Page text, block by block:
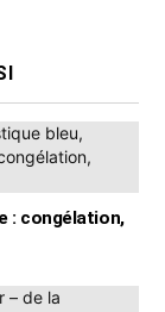
: congélation,